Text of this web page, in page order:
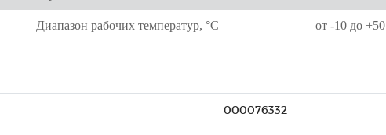
Диапазон рабочих температур, °С от -10 до +50
000076332